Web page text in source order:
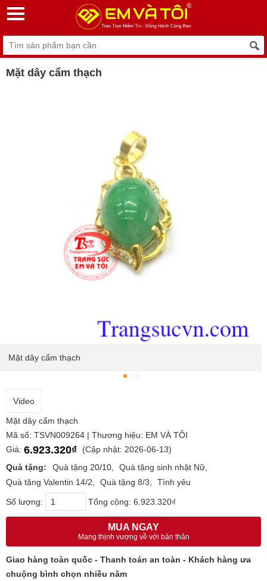
Mặt dây cẩm thạch
Mặt dây cẩm thạch
Video
Mặt dây cẩm thạch
Mã số: TSVN009264 | Thương hiệu: EM VÀ TÔI
Giá: 6.923.320₫
(Cập nhật: 2026-06-13)
Quà tặng:
Quà tặng 20/10
Quà tặng sinh nhật Nữ
Quà tặng Valentin 14/2
Quà tặng 8/3 Tình yêu
Số lượng: Tổng cộng: 6.923.320₫
MUA NGAY
Mang thịnh vượng về với bản thân
Giao hàng toàn quốc - Thanh toán an toàn - Khách hàng ưa
chuộng bình chọn nhiều năm